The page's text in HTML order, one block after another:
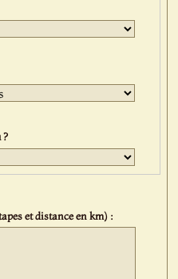
?
et distance en km) :